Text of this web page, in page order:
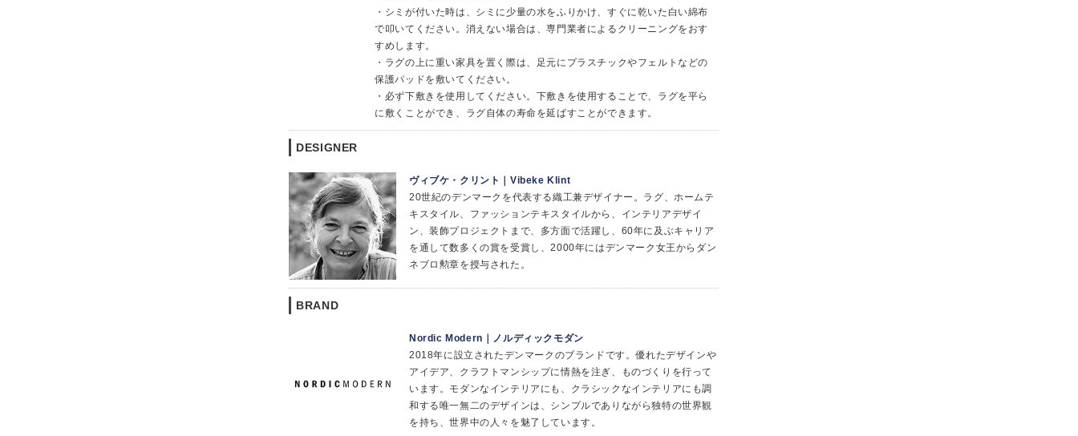
・シミが付いた時は、シミに少量の水をふりかけ、すぐに乾いた白い綿布
で叩いてください。消えない場合は、専門業者によるクリーニングをおす
すめします。
・ラグの上に重い家具を置く際は、足元にプラスチックやフェルトなどの
保護パッドを敷いてください。
・必ず下敷きを使用してください。下敷きを使用することで、ラグを平ら
に敷くことができ、ラグ自体の寿命を延ばすことができます。
DESIGNER
ヴィブケ・クリント｜Vibeke Klint
20世紀のデンマークを代表する織工兼デザイナー。ラグ、ホームテ
キスタイル、ファッションテキスタイルから、インテリアデザイ
ン、装飾プロジェクトまで、多方面で活躍し、60年に及ぶキャリア
を通して数多くの賞を受賞し、2000年にはデンマーク女王からダン
ネブロ勲章を授与された。
BRAND
Nordic Modern｜ノルディックモダン
2018年に設立されたデンマークのブランドです。優れたデザインや
アイデア、クラフトマンシップに情熱を注ぎ、ものづくりを行って
います。モダンなインテリアにも、クラシックなインテリアにも調
和する唯一無二のデザインは、シンプルでありながら独特の世界観
を持ち、世界中の人々を魅了しています。